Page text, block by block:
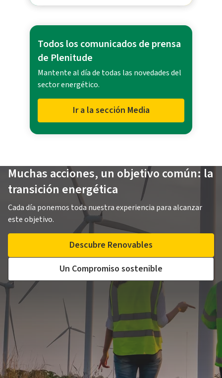
Todos los comunicados de prensa
de Plenitude
Mantente al día de todas las novedades del
sector energético.
Ir a la sección Media
Muchas acciones, un objetivo común: la
transición energética
Cada día ponemos toda nuestra experiencia para alcanzar
este objetivo.
Descubre Renovables
Un Compromiso sostenible